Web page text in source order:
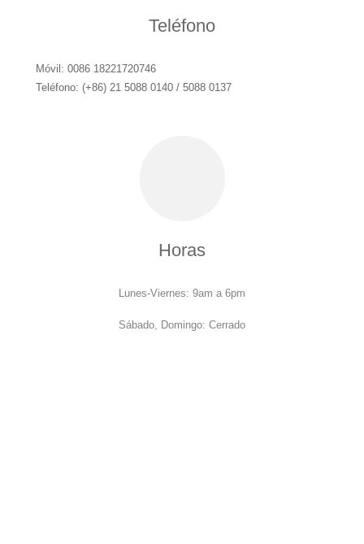
Teléfono
Móvil: 0086 18221720746
Teléfono: (+86) 21 5088 0140 / 5088 0137
Horas
Lunes-Viernes: 9am a 6pm
Sábado, Domingo: Cerrado